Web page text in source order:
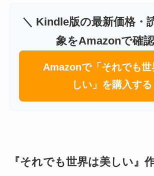
＼ Kindle版の最新価格・
象をAmazonで確
Amazonで「それでも世
しい」を購入する
『それでも世界は美しい』